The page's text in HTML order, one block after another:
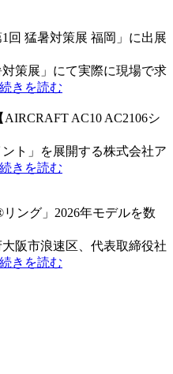
回 猛暑対策展 福岡」に出展
策展」にて実際に現場で求
続きを読む
AC10 AC2106シ
ト」を展開する株式会社ア
続きを読む
ング」2026年モデルを数
阪市浪速区、代表取締役社
続きを読む